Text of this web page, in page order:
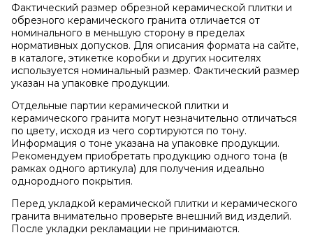
Фактический размер обрезной керамической плитки и
обрезного керамического гранита отличается от
номинального в меньшую сторону в пределах
нормативных допусков. Для описания формата на сайте,
в каталоге, этикетке коробки и других носителях
используется номинальный размер. Фактический размер
указан на упаковке продукции.
Отдельные партии керамической плитки и
керамического гранита могут незначительно отличаться
по цвету, исходя из чего сортируются по тону.
Информация о тоне указана на упаковке продукции.
Рекомендуем приобретать продукцию одного тона (в
рамках одного артикула) для получения идеально
однородного покрытия.
Перед укладкой керамической плитки и керамического
гранита внимательно проверьте внешний вид изделий.
После укладки рекламации не принимаются.